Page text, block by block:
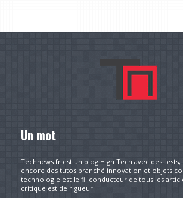
Un mot
Technews.fr est un blog High Tech avec des tests,
encore des tutos branché innovation et objets
technologie est le fil conducteur de tous les
critique est de rigueur.